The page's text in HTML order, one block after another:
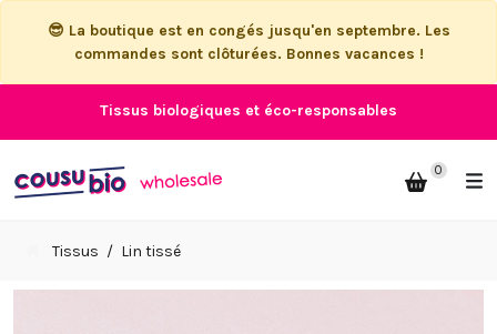
😎 La boutique est en congés jusqu'en septembre. Les
commandes sont clôturées. Bonnes vacances !
Tissus biologiques et éco-responsables
0
Tissus Lin tissé